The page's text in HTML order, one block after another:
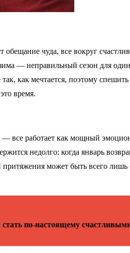
чуда, все вокруг
— неправильный сезон для
как мечтается, поэтому
время.
все работает как мощный
недолго: когда январь
может быть всего
по-настоящему